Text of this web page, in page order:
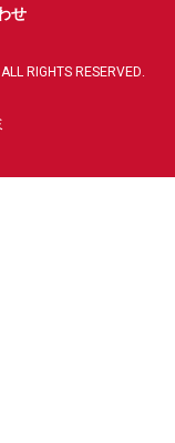
せ
RIGHTS RESERVED.